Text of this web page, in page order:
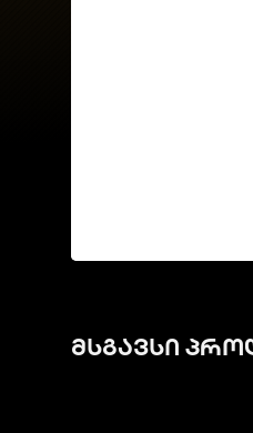
მსგავსი